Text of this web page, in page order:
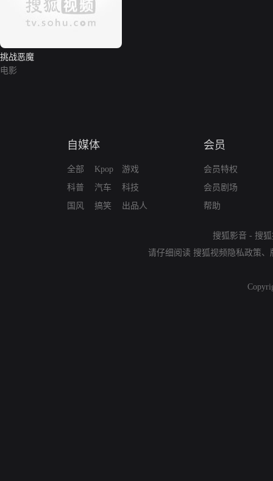
挑战恶魔
电影
自媒体
全部
科普
国风
Kpop
汽车
搞笑
游戏
科技
出品人
会员
会员特权
会员剧场
帮助
搜狐影音 - 搜
请仔细阅读 搜狐视频隐私政策、